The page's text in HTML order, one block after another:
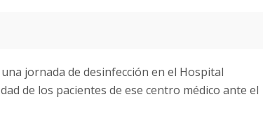
jornada de desinfección en el Hospital
de los pacientes de ese centro médico ante el